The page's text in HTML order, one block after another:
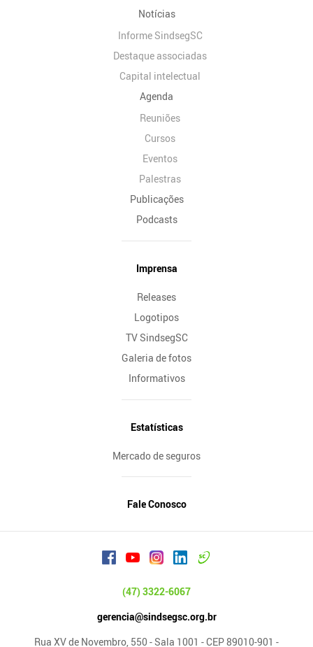
Notícias
Informe SindsegSC
Destaque associadas
Capital intelectual
Agenda
Reuniões
Cursos
Eventos
Palestras
Publicações
Podcasts
Imprensa
Releases
Logotipos
TV SindsegSC
Galeria de fotos
Informativos
Estatísticas
Mercado de seguros
Fale Conosco
(47) 3322-6067
gerencia@sindsegsc.org.br
Rua XV de Novembro, 550 - Sala 1001 - CEP 89010-901 -